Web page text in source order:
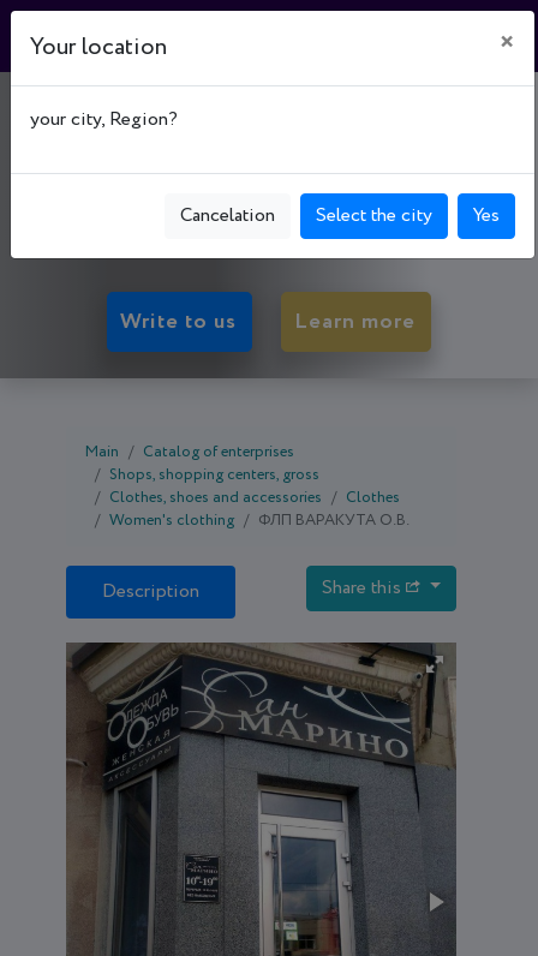
МАГАЗИН "САН
50027, Dnipropetrovsk oblast, Kryvyi Rih,
Metalurhiinyi р-н, просп. Металургів, буд. 33
Write to us Learn more
Main
Catalog of enterprises
Shops, shopping centers, gross
Clothes, shoes and accessories
Clothes
Women's clothing
ФЛП ВАРАКУТА О.В.
Description Share this
Your location ×
your city, Region?
Cancelation Select the city Yes